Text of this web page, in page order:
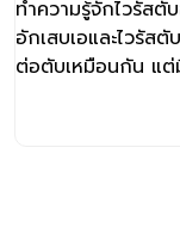
ทำความรู้จักไวรัสตั
อักเสบเอและไวรัส
ต่อตับเหมือนกัน แต่